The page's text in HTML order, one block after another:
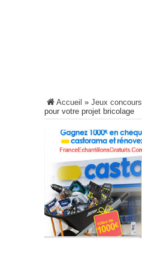
Accueil » Jeux concours
pour votre projet bricolage